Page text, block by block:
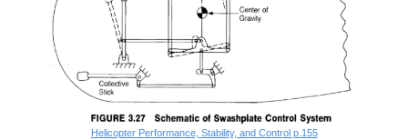
Helicopter Performance, Stability, and Control p.155